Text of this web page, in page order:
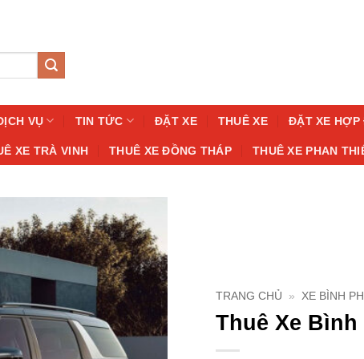
VỤ TIN TỨC ĐẶT XE THUÊ XE ĐẶT XE HỢP
XE TRÀ VINH THUÊ XE ĐỒNG THÁP THUÊ XE PHAN
TRANG CHỦ » XE BÌNH
Thuê Xe